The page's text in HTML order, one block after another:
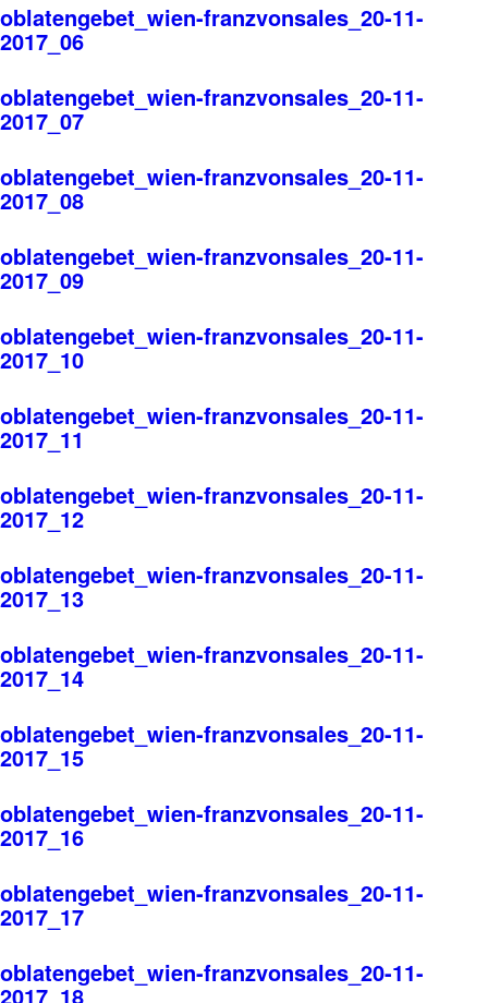
oblatengebet_wien-franzvonsales_20-11-
2017_06
oblatengebet_wien-franzvonsales_20-11-
2017_07
oblatengebet_wien-franzvonsales_20-11-
2017_08
oblatengebet_wien-franzvonsales_20-11-
2017_09
oblatengebet_wien-franzvonsales_20-11-
2017_10
oblatengebet_wien-franzvonsales_20-11-
2017_11
oblatengebet_wien-franzvonsales_20-11-
2017_12
oblatengebet_wien-franzvonsales_20-11-
2017_13
oblatengebet_wien-franzvonsales_20-11-
2017_14
oblatengebet_wien-franzvonsales_20-11-
2017_15
oblatengebet_wien-franzvonsales_20-11-
2017_16
oblatengebet_wien-franzvonsales_20-11-
2017_17
oblatengebet_wien-franzvonsales_20-11-
2017_18